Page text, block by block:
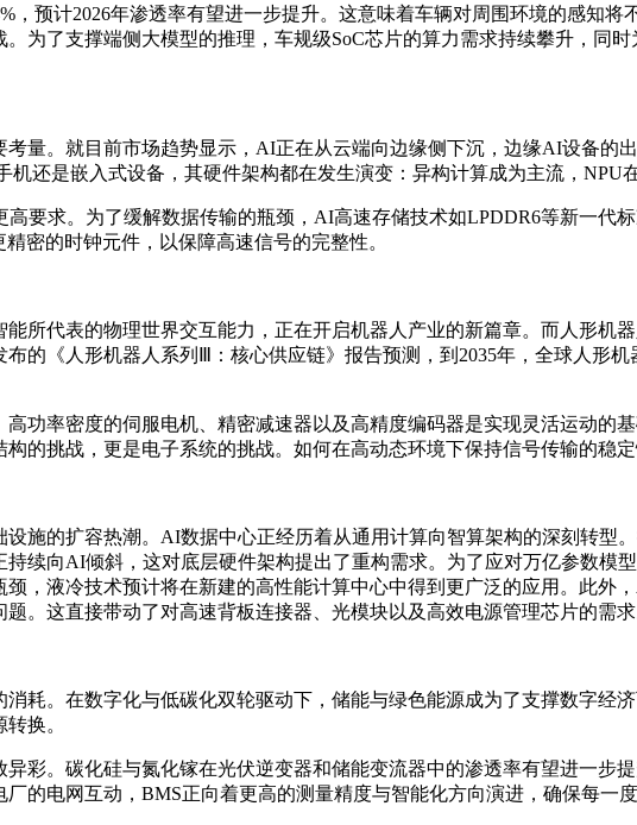
，预计2026年渗透率有望进一步提升。这意味着车辆对周围环境的感知
为了支撑端侧大模型的推理，车规级SoC芯片的算力需求持续攀升，同
量。就目前市场趋势显示，AI正在从云端向边缘侧下沉，边缘AI设备的
还是嵌入式设备，其硬件架构都在发生演变：异构计算成为主流，NPU
要求。为了缓解数据传输的瓶颈，AI高速存储技术如LPDDR6等新一代
密的时钟元件，以保障高速信号的完整性。
所代表的物理世界交互能力，正在开启机器人产业的新篇章。而人形机
的《人形机器人系列Ⅲ：核心供应链》报告预测，到2035年，全球人形
功率密度的伺服电机、精密减速器以及高精度编码器是实现灵活运动的
的挑战，更是电子系统的挑战。如何在高动态环境下保持信号传输的稳
施的扩容热潮。AI数据中心正经历着从通用计算向智算架构的深刻转型。
续向AI倾斜，这对底层硬件架构提出了重构需求。为了应对万亿参数模
，液冷技术预计将在新建的高性能计算中心中得到更广泛的应用。此外
。这直接带动了对高速背板连接器、光模块以及高效电源管理芯片的需求
耗。在数字化与低碳化双轮驱动下，储能与绿色能源成为了支撑数字经
换。
彩。碳化硅与氮化镓在光伏逆变器和储能变流器中的渗透率有望进一步
的电网互动，BMS正向着更高的测量精度与智能化方向演进，确保每一